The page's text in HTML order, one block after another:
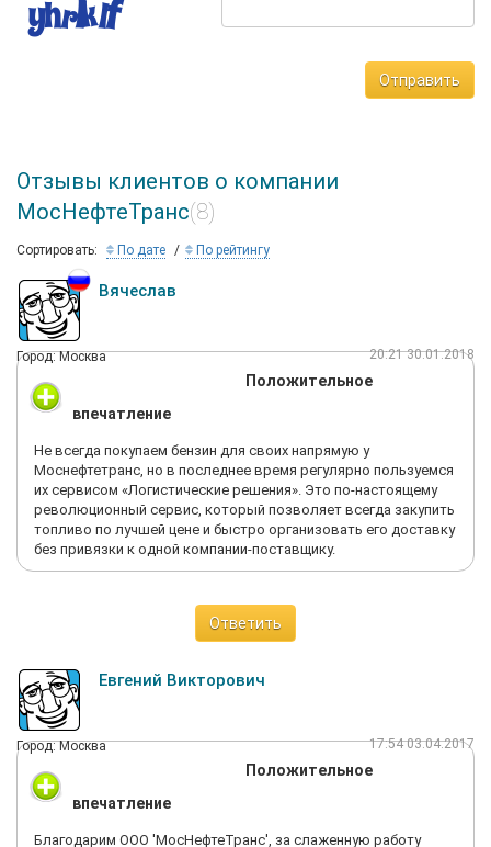
Отправить
Отзывы клиентов о компании
МосНефтеТранс(8)
Сортировать: По дате По рейтингу
Вячеслав
Город: Москва 20:21 30.01.2018
Положительное
впечатление
Не всегда покупаем бензин для своих напрямую у
Моснефтетранс, но в последнее время регулярно пользуемся
их сервисом «Логистические решения». Это по-настоящему
революционный сервис, который позволяет всегда закупить
топливо по лучшей цене и быстро организовать его доставку
без привязки к одной компании-поставщику.
Ответить
Евгений Викторович
Город: Москва 17:54 03.04.2017
Положительное
впечатление
Благодарим ООО 'МосНефтеТранс', за слаженную работу